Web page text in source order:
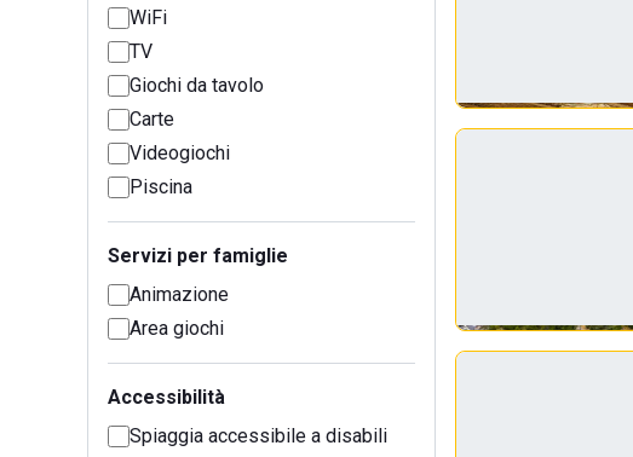
WiFi
TV
Giochi da tavolo
Carte
Videogiochi
Piscina
Servizi per famiglie
Animazione
Area giochi
Accessibilità
Spiaggia accessibile a disabili